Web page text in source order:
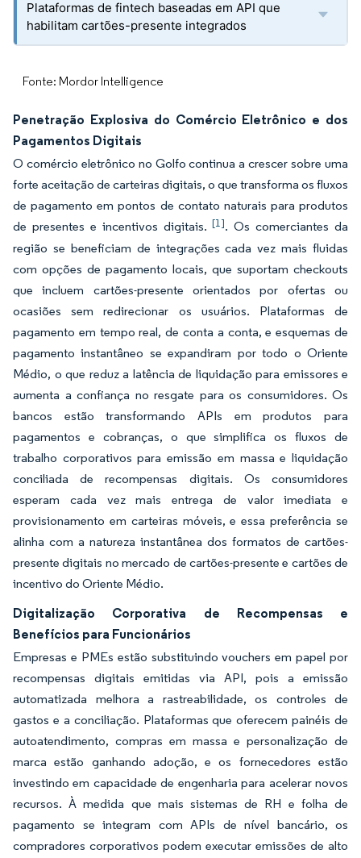
Plataformas de fintech baseadas em API que
habilitam cartões-presente integrados
Fonte: Mordor Intelligence
Penetração Explosiva do Comércio Eletrônico e dos
Pagamentos Digitais
O comércio eletrônico no Golfo continua a crescer sobre uma
forte aceitação de carteiras digitais, o que transforma os fluxos
de pagamento em pontos de contato naturais para produtos
de presentes e incentivos digitais.[1]. Os comerciantes da
região se beneficiam de integrações cada vez mais fluidas
com opções de pagamento locais, que suportam checkouts
que incluem cartões-presente orientados por ofertas ou
ocasiões sem redirecionar os usuários. Plataformas de
pagamento em tempo real, de conta a conta, e esquemas de
pagamento instantâneo se expandiram por todo o Oriente
Médio, o que reduz a latência de liquidação para emissores e
aumenta a confiança no resgate para os consumidores. Os
bancos estão transformando APIs em produtos para
pagamentos e cobranças, o que simplifica os fluxos de
trabalho corporativos para emissão em massa e liquidação
conciliada de recompensas digitais. Os consumidores
esperam cada vez mais entrega de valor imediata e
provisionamento em carteiras móveis, e essa preferência se
alinha com a natureza instantânea dos formatos de cartões-
presente digitais no mercado de cartões-presente e cartões de
incentivo do Oriente Médio.
Digitalização Corporativa de Recompensas e
Benefícios para Funcionários
Empresas e PMEs estão substituindo vouchers em papel por
recompensas digitais emitidas via API, pois a emissão
automatizada melhora a rastreabilidade, os controles de
gastos e a conciliação. Plataformas que oferecem painéis de
autoatendimento, compras em massa e personalização de
marca estão ganhando adoção, e os fornecedores estão
investindo em capacidade de engenharia para acelerar novos
recursos. À medida que mais sistemas de RH e folha de
pagamento se integram com APIs de nível bancário, os
compradores corporativos podem executar emissões de alto